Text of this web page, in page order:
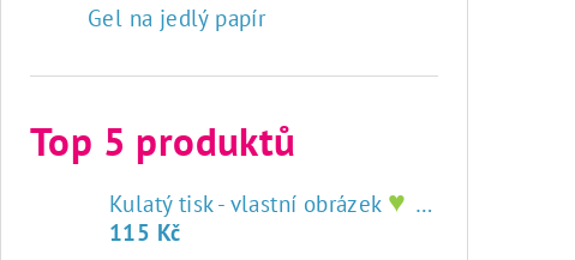
Gel na jedlý papír
Top 5 produktů
Kulatý tisk - vlastní obrázek ♥ tisk na jedlý papír
115 Kč